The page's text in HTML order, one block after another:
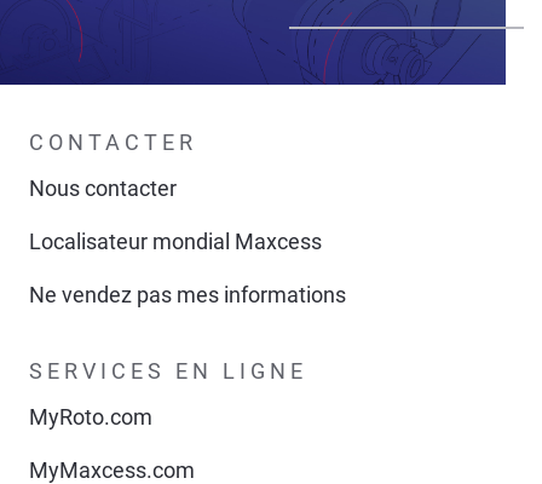
CONTACTER
Nous contacter
Localisateur mondial Maxcess
Ne vendez pas mes informations
SERVICES EN LIGNE
MyRoto.com
MyMaxcess.com